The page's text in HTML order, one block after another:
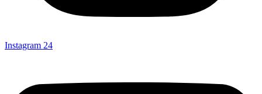
Instagram 24